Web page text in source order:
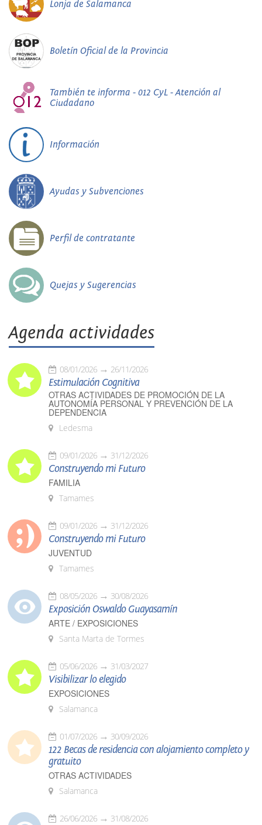
Lonja de Salamanca
Boletín Oficial de la Provincia
También te informa - 012 CyL - Atención al
Ciudadano
Información
Ayudas y Subvenciones
Perfil de contratante
Quejas y Sugerencias
Agenda actividades
08/01/2026 26/11/2026
Estimulación Cognitiva
OTRAS ACTIVIDADES DE PROMOCIÓN DE LA
AUTONOMÍA PERSONAL Y PREVENCIÓN DE LA
DEPENDENCIA
Ledesma
09/01/2026 31/12/2026
Construyendo mi Futuro
FAMILIA
Tamames
09/01/2026 31/12/2026
Construyendo mi Futuro
JUVENTUD
Tamames
08/05/2026 30/08/2026
Exposición Oswaldo Guayasamín
ARTE / EXPOSICIONES
Santa Marta de Tormes
05/06/2026 31/03/2027
Visibilizar lo elegido
EXPOSICIONES
Salamanca
01/07/2026 30/09/2026
122 Becas de residencia con alojamiento completo y
gratuito
OTRAS ACTIVIDADES
Salamanca
26/06/2026 31/08/2026